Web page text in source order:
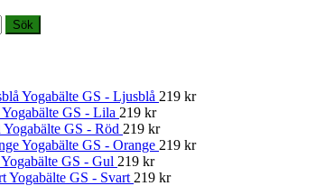
Sök
Yogabälte GS - Ljusblå 219 kr
Yogabälte GS - Lila 219 kr
Yogabälte GS - Röd 219 kr
Yogabälte GS - Orange 219 kr
Yogabälte GS - Gul 219 kr
Yogabälte GS - Svart 219 kr